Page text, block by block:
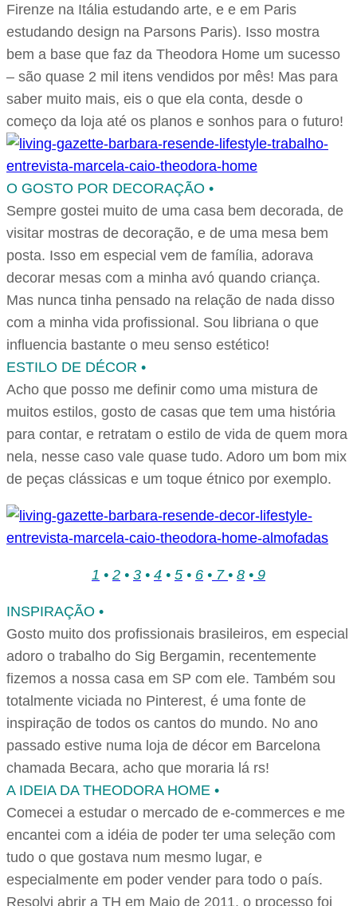
Firenze na Itália estudando arte, e e em Paris
estudando design na Parsons Paris). Isso mostra
bem a base que faz da Theodora Home um sucesso
– são quase 2 mil itens vendidos por mês! Mas para
saber muito mais, eis o que ela conta, desde o
começo da loja até os planos e sonhos para o futuro!
O GOSTO POR DECORAÇÃO •
Sempre gostei muito de uma casa bem decorada, de
visitar mostras de decoração, e de uma mesa bem
posta. Isso em especial vem de família, adorava
decorar mesas com a minha avó quando criança.
Mas nunca tinha pensado na relação de nada disso
com a minha vida profissional. Sou libriana o que
influencia bastante o meu senso estético!
ESTILO DE DÉCOR •
Acho que posso me definir como uma mistura de
muitos estilos, gosto de casas que tem uma história
para contar, e retratam o estilo de vida de quem mora
nela, nesse caso vale quase tudo. Adoro um bom mix
de peças clássicas e um toque étnico por exemplo.
1 • 2 • 3 • 4 • 5 • 6 • 7 • 8 • 9
INSPIRAÇÃO •
Gosto muito dos profissionais brasileiros, em especial
adoro o trabalho do Sig Bergamin, recentemente
fizemos a nossa casa em SP com ele. Também sou
totalmente viciada no Pinterest, é uma fonte de
inspiração de todos os cantos do mundo. No ano
passado estive numa loja de décor em Barcelona
chamada Becara, acho que moraria lá rs!
A IDEIA DA THEODORA HOME •
Comecei a estudar o mercado de e-commerces e me
encantei com a idéia de poder ter uma seleção com
tudo o que gostava num mesmo lugar, e
especialmente em poder vender para todo o país.
Resolvi abrir a TH em Maio de 2011, o processo foi